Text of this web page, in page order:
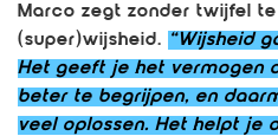
Marco zegt zonder twijfel
(super)wijsheid. “Wijsheid
Het geeft je het vermogen
beter te begrijpen, en
veel oplossen. Het helpt je